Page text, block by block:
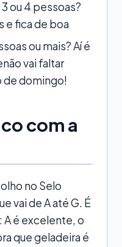
ou 4 pessoas?
e fica de boa
ou mais? Aí é
vai faltar
de domingo!
com a
no Selo
vai de A até G. É
A é excelente, o
que geladeira é